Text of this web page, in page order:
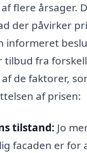
flere årsager.
der påvirker
informeret
tilbud fra
de faktorer,
af prisen:
tilstand: Jo
facaden er for